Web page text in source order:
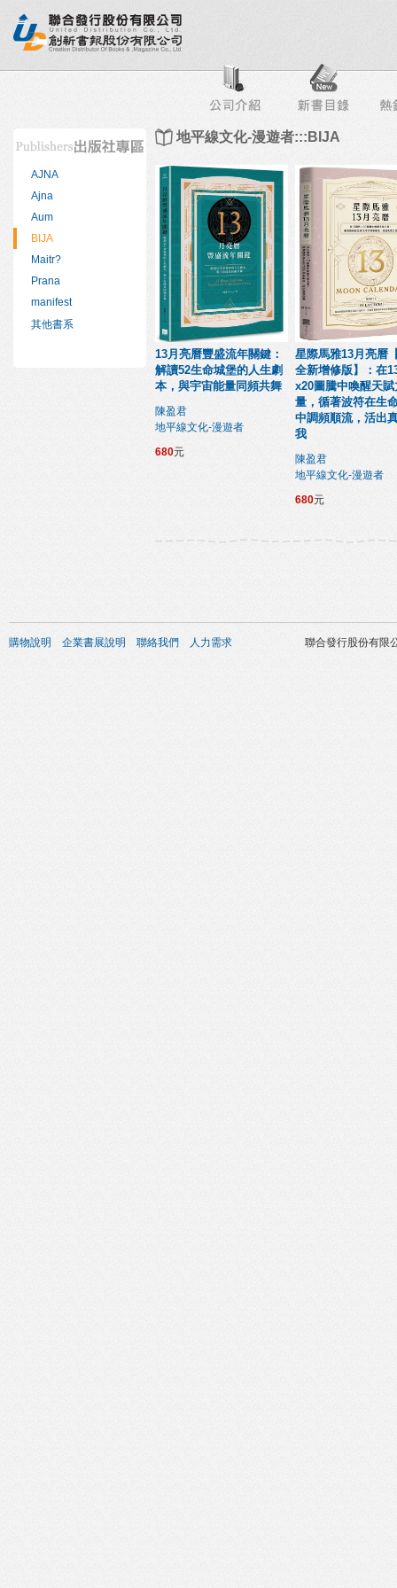
榜 出版社專區 書店專區 目錄下載 會員服務
AJNA
Ajna
Aum
BIJA
Maitr?
Prana
manifest
其他書系
地平線文化-漫遊者:::BIJA
13月亮曆豐盛流年關鍵：
解讀52生命城堡的人生劇
本，與宇宙能量同頻共舞
陳盈君
地平線文化-漫遊者
680元
星際馬雅13月亮曆
全新增修版】：在
x20圖騰中喚醒天賦
量，循著波符在生
中調頻順流，活出
我
陳盈君
地平線文化-漫遊者
680元
購物說明 企業書展說明 聯絡我們 人力需求 聯合發行股份有限